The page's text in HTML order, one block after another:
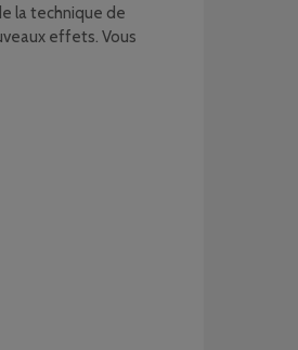
la technique de
effets. Vous